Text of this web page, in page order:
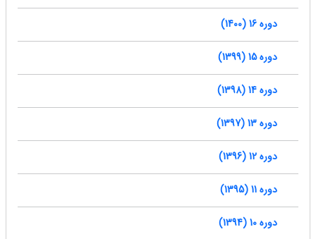
دوره 16 (1400)
دوره 15 (1399)
دوره 14 (1398)
دوره 13 (1397)
دوره 12 (1396)
دوره 11 (1395)
دوره 10 (1394)